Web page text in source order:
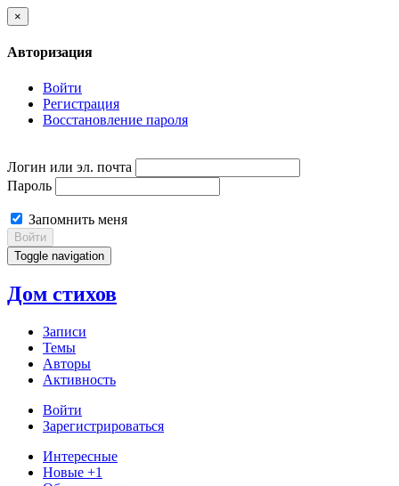
×
Авторизация
Войти
Регистрация
Восстановление пароля
Логин или эл. почта
Пароль
Запомнить меня
Войти
Toggle navigation
Дом стихов
Записи
Темы
Авторы
Активность
Войти
Зарегистрироваться
Интересные
Новые +1